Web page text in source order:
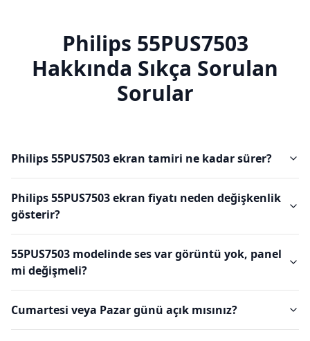
Philips 55PUS7503
Hakkında Sıkça Sorulan
Sorular
Philips 55PUS7503 ekran tamiri ne kadar sürer?
Philips 55PUS7503 ekran fiyatı neden değişkenlik
gösterir?
55PUS7503 modelinde ses var görüntü yok, panel
mi değişmeli?
Cumartesi veya Pazar günü açık mısınız?